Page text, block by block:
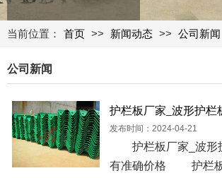
当前位置： 首页 >> 新闻动态 >> 公司新闻
公司新闻
发布时间：2024-04-21
护栏板厂家_波形
有准确价格 护栏板